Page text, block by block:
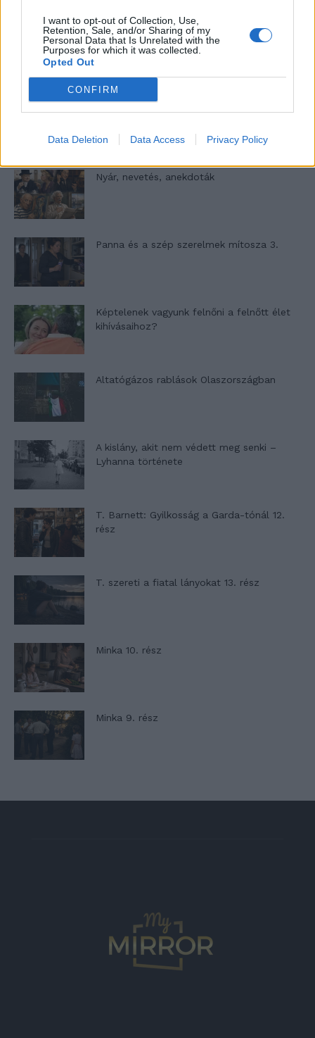
I want to opt-out of Collection, Use,
Retention, Sale, and/or Sharing of my
Personal Data that Is Unrelated with the
Purposes for which it was collected.
Opted Out
CONFIRM
Data Deletion Data Access Privacy Policy
Woody Allen megosztó zsenialitása
Nyár, nevetés, anekdoták
Panna és a szép szerelmek mítosza 3.
Képtelenek vagyunk felnőni a felnőtt élet
kihívásaihoz?
Altatógázos rablások Olaszországban
A kislány, akit nem védett meg senki –
Lyhanna története
T. Barnett: Gyilkosság a Garda-tónál 12.
rész
T. szereti a fiatal lányokat 13. rész
Minka 10. rész
Minka 9. rész